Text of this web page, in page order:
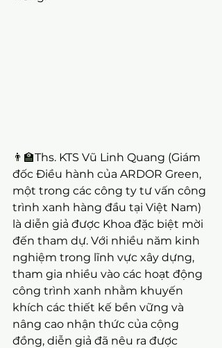
👨‍🏫Ths. KTS Vũ Linh Quang (Giám
đốc Điều hành của ARDOR Green,
một trong các công ty tư vấn công
trình xanh hàng đầu tại Việt Nam)
là diễn giả được Khoa đặc biệt mời
đến tham dự. Với nhiều năm kinh
nghiệm trong lĩnh vực xây dựng,
tham gia nhiều vào các hoạt động
công trình xanh nhằm khuyến
khích các thiết kế bền vững và
nâng cao nhận thức của cộng
đồng, diễn giả đã nêu ra được